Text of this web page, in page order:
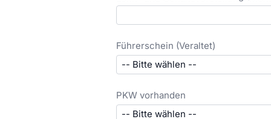
Führerschein (Veraltet)
PKW vorhanden